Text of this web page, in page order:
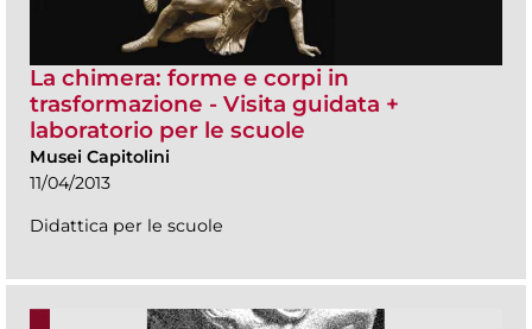
La chimera: forme e corpi in
trasformazione - Visita guidata +
laboratorio per le scuole
Musei Capitolini
11/04/2013
Didattica per le scuole